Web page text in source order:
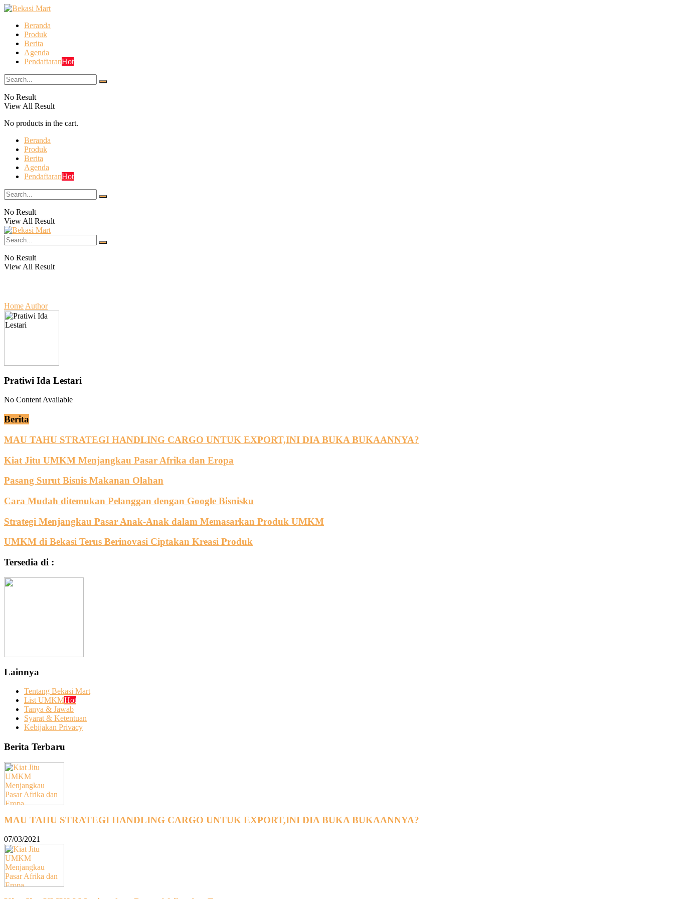
Beranda
Produk
Berita
Agenda
PendaftaranHot
No Result
View All Result
No products in the cart.
Beranda
Produk
Berita
Agenda
PendaftaranHot
No Result
View All Result
No Result
View All Result
Home Author
Pratiwi Ida Lestari
No Content Available
Berita
MAU TAHU STRATEGI HANDLING CARGO UNTUK EXPORT,INI DIA BUKA BUKAANNYA?
Kiat Jitu UMKM Menjangkau Pasar Afrika dan Eropa
Pasang Surut Bisnis Makanan Olahan
Cara Mudah ditemukan Pelanggan dengan Google Bisnisku
Strategi Menjangkau Pasar Anak-Anak dalam Memasarkan Produk UMKM
UMKM di Bekasi Terus Berinovasi Ciptakan Kreasi Produk
Tersedia di :
Lainnya
Tentang Bekasi Mart
List UMKMHot
Tanya & Jawab
Syarat & Ketentuan
Kebijakan Privacy
Berita Terbaru
MAU TAHU STRATEGI HANDLING CARGO UNTUK EXPORT,INI DIA BUKA BUKAANNYA?
07/03/2021